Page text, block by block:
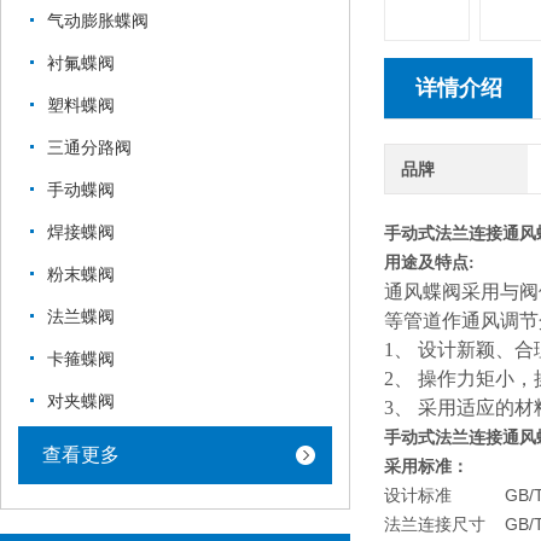
详情介绍
品牌
手动式法兰连接通风
用途及特点:
通风蝶阀采用与
等管道作通风调
1、
设计新颖、合
2、
操作力矩小，
3、
采用适应的材
手动式法兰连接通风
采用标准：
设计标准
GB/
法兰连接尺寸
GB/
气动膨胀蝶阀
衬氟蝶阀
塑料蝶阀
三通分路阀
手动蝶阀
焊接蝶阀
粉末蝶阀
法兰蝶阀
卡箍蝶阀
对夹蝶阀
查看更多